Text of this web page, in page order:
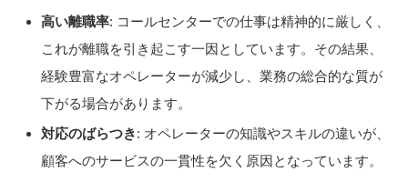
高い離職率: コールセンターでの仕事は精神的に厳しく、
これが離職を引き起こす一因としています。その結果、
経験豊富なオペレーターが減少し、業務の総合的な質が
下がる場合があります。
対応のばらつき: オペレーターの知識やスキルの違いが、
顧客へのサービスの一貫性を欠く原因となっています。